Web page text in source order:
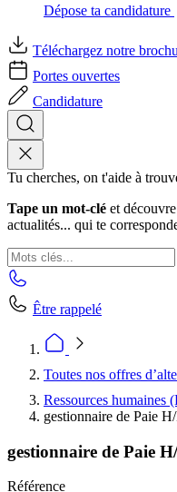
Dépose ta candidature
Téléchargez notre
Portes ouvertes
Candidature
Tu cherches, on t'aide à
Tape un mot-clé et
actualités... qui te
Être rappelé
Toutes nos offres
Ressources humaines
gestionnaire de Paie
gestionnaire de Paie
Référence